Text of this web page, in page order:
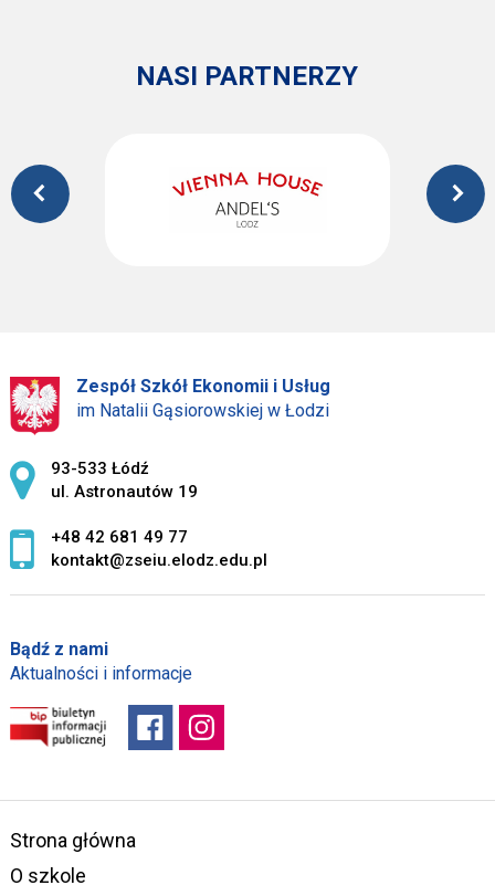
NASI PARTNERZY
Zespół Szkół Ekonomii i Usług
im Natalii Gąsiorowskiej w Łodzi
Adres pocztowy:
93-533 Łódź
ul. Astronautów 19
+48 42 681 49 77
kontakt@zseiu.elodz.edu.pl
Bądź z nami
Aktualności i informacje
Strona główna
O szkole